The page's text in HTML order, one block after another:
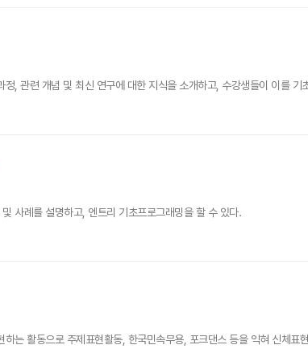
, 관련 개념 및 최신 연구에 대한 지식을 소개하고, 수강생들이 이를
사례를 설명하고, 엔트리 기초프로그래밍을 할 수 있다.
는 활동으로 주제표현활동, 한국민속무용, 포크댄스 등을 익혀 신체표